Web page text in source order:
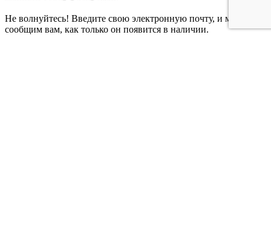
Не волнуйтесь! Введите свою электронную почту, и мы
сообщим вам, как только он появится в наличии.